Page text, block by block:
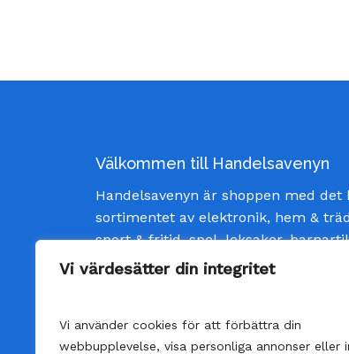
Vi värdesätter din integritet
Vi använder cookies för att förbättra din
webbupplevelse, visa personliga annonser eller
Välkommen till Handelsavenyn
Handelsavenyn är shoppen med det
sortimentet av elektronik, hem &
sport & fritid, spel, leksaker,
och inredning av god kvalité och till
pris. Vi strävar efter att ge våra
varje gång man öppnar ett paket från